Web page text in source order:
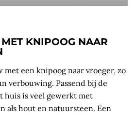
KNIPOOG NAAR
met een knipoog naar vroeger, zo
verbouwing. Passend bij de
huis is veel gewerkt met
als hout en natuursteen. Een